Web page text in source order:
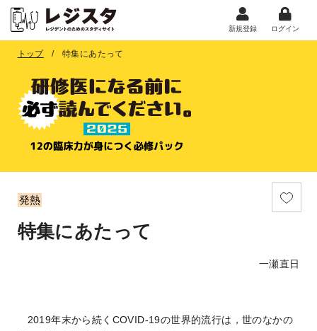
新規登録 ログイン
トップ 特集にあたって
発熱
特集にあたって
一瀬直日
2019年末から続くCOVID-19の世界的流行は，世のなかの